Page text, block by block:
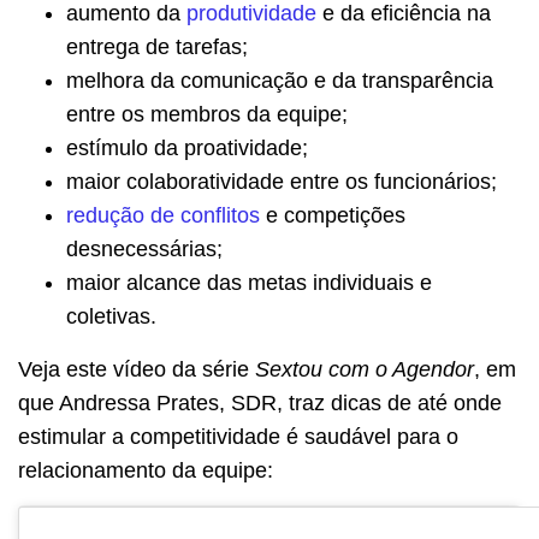
aumento da produtividade e da eficiência na
entrega de tarefas;
melhora da comunicação e da transparência
entre os membros da equipe;
estímulo da proatividade;
maior colaboratividade entre os funcionários;
redução de conflitos e competições
desnecessárias;
maior alcance das metas individuais e
coletivas.
Veja este vídeo da série Sextou com o Agendor, em
que Andressa Prates, SDR, traz dicas de até onde
estimular a competitividade é saudável para o
relacionamento da equipe: